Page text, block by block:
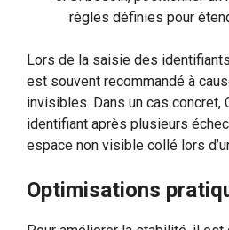
règles définies pour
Lors de la saisie des
est souvent recommandé à
invisibles. Dans un cas concret,
identifiant après plusieurs
espace non visible collé lors
Optimisations